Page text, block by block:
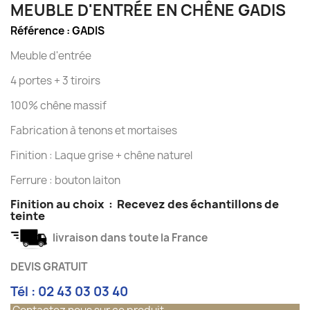
MEUBLE D'ENTRÉE EN CHÊNE GADIS
Référence :GADIS
Meuble d'entrée
4 portes + 3 tiroirs
100% chêne massif
Fabrication à tenons et mortaises
Finition : Laque grise + chêne naturel
Ferrure : bouton laiton
Finition au choix : Recevez des échantillons de
teinte
livraison dans toute la France
DEVIS GRATUIT
Tél : 02 43 03 03 40